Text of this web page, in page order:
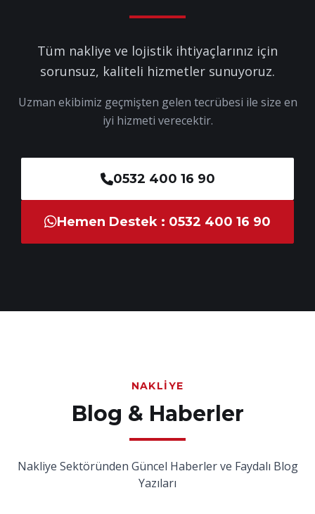
Tüm nakliye ve lojistik ihtiyaçlarınız için
sorunsuz, kaliteli hizmetler sunuyoruz.
Uzman ekibimiz geçmişten gelen tecrübesi ile size en
iyi hizmeti verecektir.
0532 400 16 90
Hemen Destek : 0532 400 16 90
NAKLIYE
Blog & Haberler
Nakliye Sektöründen Güncel Haberler ve Faydalı Blog
Yazıları